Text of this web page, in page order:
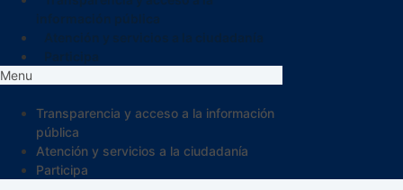
Menu
Transparencia y acceso a la información
pública
Atención y servicios a la ciudadanía
Participa